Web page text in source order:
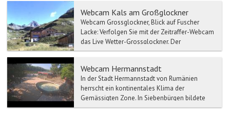
Webcam Kals am Großglockner
Webcam Grossglockner, Blick auf Fuscher
Lacke: Verfolgen Sie mit der Zeitraffer-Webcam
das Live Wetter-Grossglockner. Der
Großglockne...
Webcam Hermannstadt
In der Stadt Hermannstadt von Rumänien
herrscht ein kontinentales Klima der
Gemässigten Zone. In Siebenbürgen bildete
Der Ort Hermannstadt das Ober...